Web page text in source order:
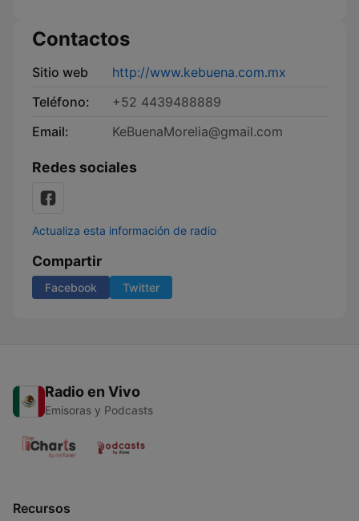
Contactos
Sitio web
http://www.kebuena.com.mx
Teléfono:
+52 4439488889
Email:
KeBuenaMorelia@gmail.com
Redes sociales
Actualiza esta información de radio
Compartir
Facebook Twitter
Radio en Vivo
Emisoras y Podcasts
Recursos